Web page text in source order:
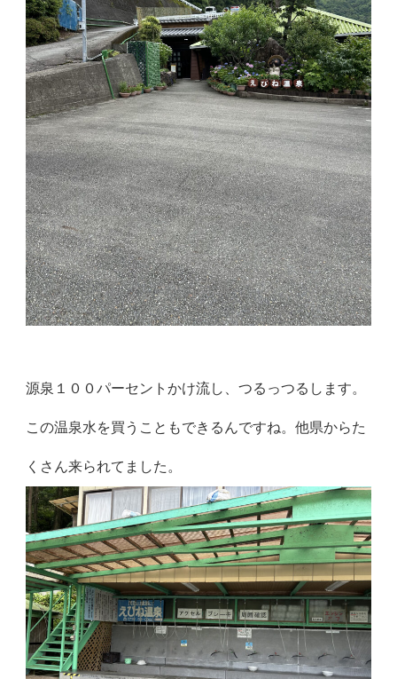
源泉１００パーセントかけ流し、つるっつるします。
この温泉水を買うこともできるんですね。他県からた
くさん来られてました。